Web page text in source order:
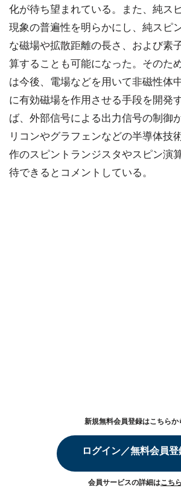
化が待ち望まれている。また、純ス
現象の普遍性を明らかにし、純スピ
な磁場や拡散距離の長さ、および素
算することも可能になった。そのた
は今後、電場などを用いて非磁性体
に有効磁場を作用させる手段を開発
ば、外部信号による出力信号の制御
リコンやグラフェンなどの半導体技
作のスピントランジスタやスピン演
待できるとコメントしている。
新規無料会員登録はこちらか
ログイン／無料会員登
会員サービスの詳細はこちら